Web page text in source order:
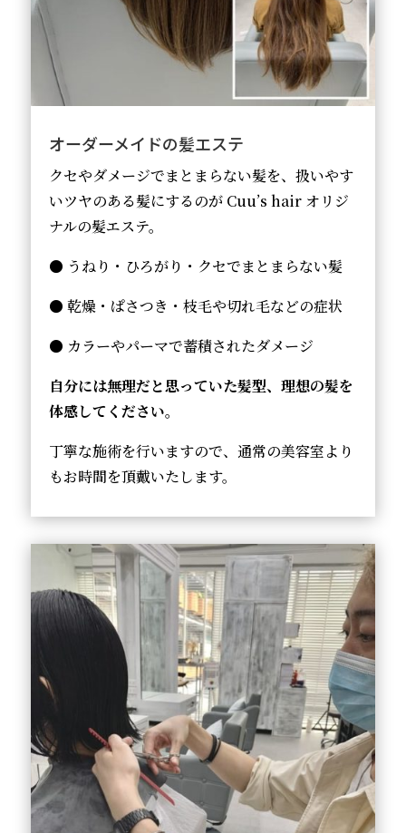
オーダーメイドの髪エステ
クセやダメージでまとまらない髪を、扱いやす
いツヤのある髪にするのが Cuu’s hair オリジ
ナルの髪エステ。
● うねり・ひろがり・クセでまとまらない髪
● 乾燥・ぱさつき・枝毛や切れ毛などの症状
● カラーやパーマで蓄積されたダメージ
自分には無理だと思っていた髪型、理想の髪を
体感してください。
丁寧な施術を行いますので、通常の美容室より
もお時間を頂戴いたします。